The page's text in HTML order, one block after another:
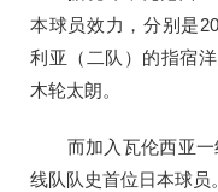
本球员效力，分别是
利亚（二队）的指宿
木轮太朗。
而加入瓦伦西亚一
线队队史首位日本球员。